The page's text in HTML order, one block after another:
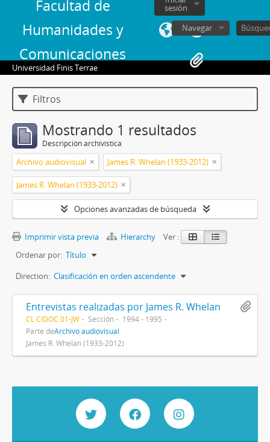
Facultad de
Humanidades y
Comunicaciones
sesión
Navegar
Universidad Finis Terrae
Filtros
Mostrando 1 resultados
Descripción archivística
Archivo audiovisual James R. Whelan (1933-2012)
James R. Whelan (1933-2012)
Opciones avanzadas de búsqueda
Imprimir vista previa Hierarchy
Ver :
Ordenar por: Título
Direction: Clasificación en orden ascendente
Entrevistas realizadas por James R. Whelan
CL CIDOC 01-JW Sección
1994 - 1995
Parte deArchivo audiovisual
James R. Whelan (1933-2012)